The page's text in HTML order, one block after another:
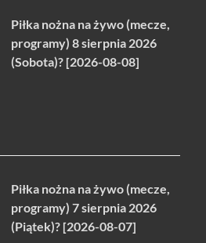
Piłka nożna na żywo (mecze,
programy) 8 sierpnia 2026
(Sobota)? [2026-08-08]
Piłka nożna na żywo (mecze,
programy) 7 sierpnia 2026
(Piątek)? [2026-08-07]